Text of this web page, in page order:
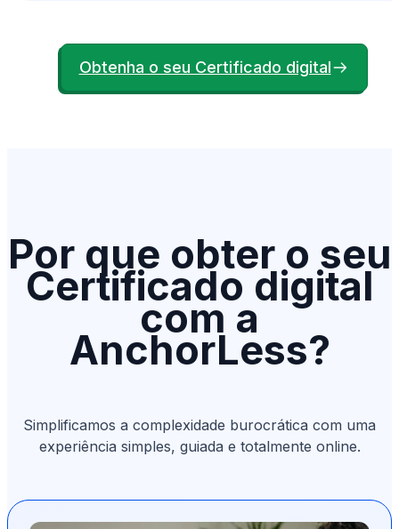
Obtenha o seu Certificado digital
Por que obter o seu
Certificado digital
com a
AnchorLess?
Simplificamos a complexidade burocrática com uma
experiência simples, guiada e totalmente online.